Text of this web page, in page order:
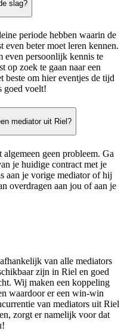
slag?
periode hebben waarin de
beter moet leren kennen.
even persoonlijk kennis te
op zoek te gaan naar een
beste om hier eventjes de tijd
goed voelt!
mediator uit Riel?
geen probleem. Ga
je huidige contract met je
aan je vorige mediator of hij
overdragen aan jou of aan je
van alle mediators
zijn in Riel en goed
Wij maken een koppeling
waardoor er een win-win
van mediators uit Riel
zorgt er namelijk voor dat